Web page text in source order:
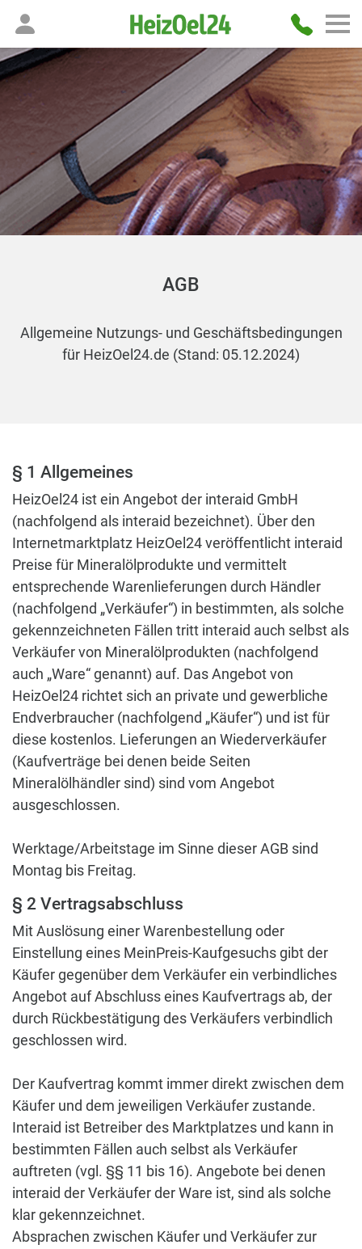
AGB
Allgemeine Nutzungs- und Geschäftsbedingungen
für HeizOel24.de (Stand: 05.12.2024)
§ 1 Allgemeines
HeizOel24 ist ein Angebot der interaid GmbH
(nachfolgend als interaid bezeichnet). Über den
Internetmarktplatz HeizOel24 veröffentlicht interaid
Preise für Mineralölprodukte und vermittelt
entsprechende Warenlieferungen durch Händler
(nachfolgend „Verkäufer“) in bestimmten, als solche
gekennzeichneten Fällen tritt interaid auch selbst als
Verkäufer von Mineralölprodukten (nachfolgend
auch „Ware“ genannt) auf. Das Angebot von
HeizOel24 richtet sich an private und gewerbliche
Endverbraucher (nachfolgend „Käufer“) und ist für
diese kostenlos. Lieferungen an Wiederverkäufer
(Kaufverträge bei denen beide Seiten
Mineralölhändler sind) sind vom Angebot
ausgeschlossen.
Werktage/Arbeitstage im Sinne dieser AGB sind
Montag bis Freitag.
§ 2 Vertragsabschluss
Mit Auslösung einer Warenbestellung oder
Einstellung eines MeinPreis-Kaufgesuchs gibt der
Käufer gegenüber dem Verkäufer ein verbindliches
Angebot auf Abschluss eines Kaufvertrags ab, der
durch Rückbestätigung des Verkäufers verbindlich
geschlossen wird.
Der Kaufvertrag kommt immer direkt zwischen dem
Käufer und dem jeweiligen Verkäufer zustande.
Interaid ist Betreiber des Marktplatzes und kann in
bestimmten Fällen auch selbst als Verkäufer
auftreten (vgl. §§ 11 bis 16). Angebote bei denen
interaid der Verkäufer der Ware ist, sind als solche
klar gekennzeichnet.
Absprachen zwischen Käufer und Verkäufer zur